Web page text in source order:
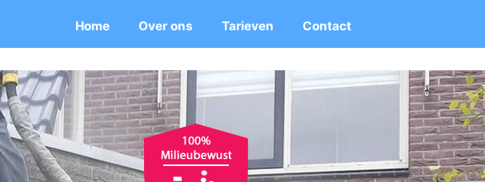
Home Over ons Tarieven Contact